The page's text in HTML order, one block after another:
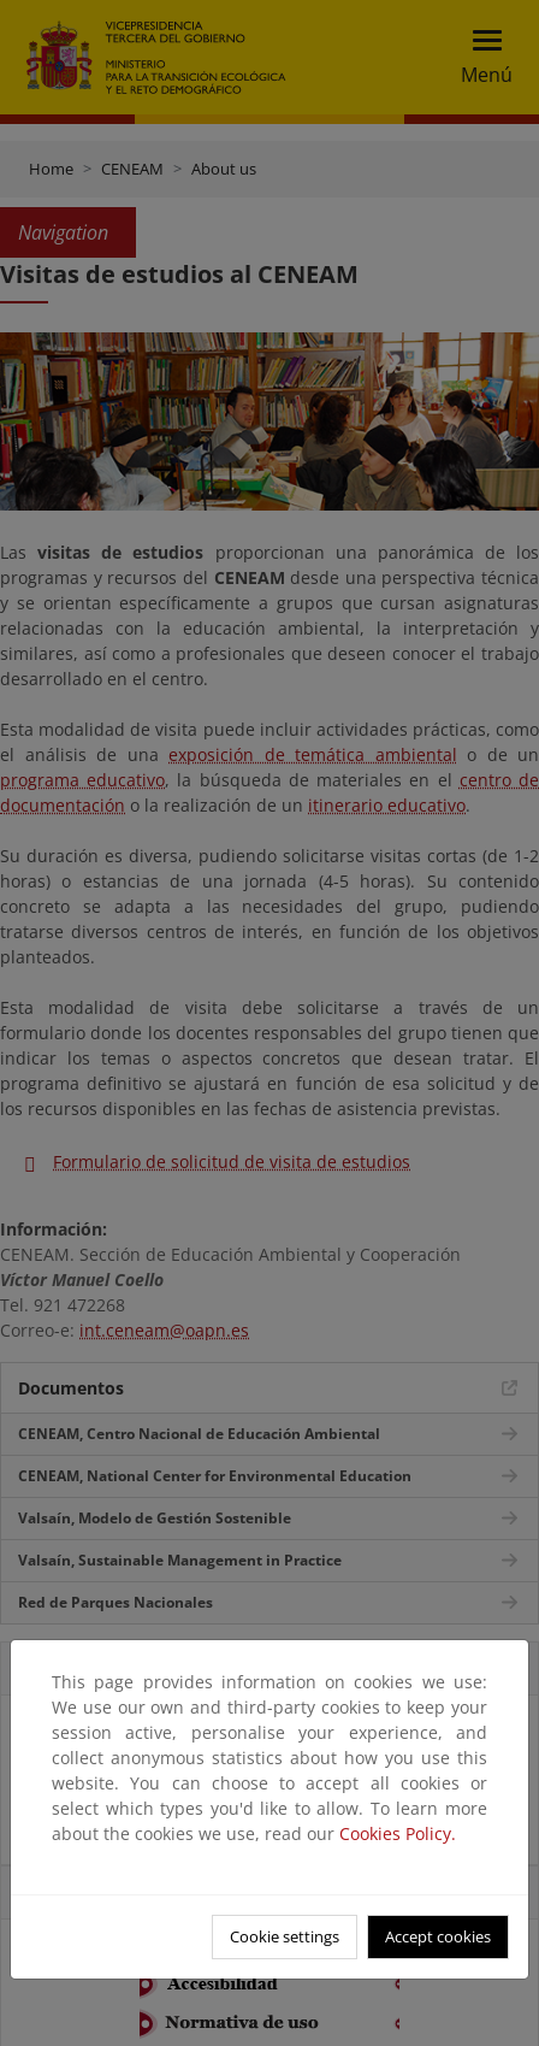
Menú
Home CENEAM About us
Navigation
Visitas de estudios al CENEAM
Lasvisitas de estudios proporcionan una panorámica de los
programas y recursos del CENEAM desde una perspectiva técnica
y se orientan específicamente a grupos que cursan asignaturas
relacionadas con la educación ambiental, la interpretación y
similares, así como a profesionales que deseen conocer el trabajo
desarrollado en el centro.
Esta modalidad de visita puede incluir actividades prácticas, como
el análisis de una exposición de temática ambiental o de un
programa educativo, la búsqueda de materiales en el centro de
documentación o la realización de un itinerario educativo.
Su duración es diversa, pudiendo solicitarse visitas cortas (de 1-2
horas) o estancias de una jornada (4-5 horas). Su contenido
concreto se adapta a las necesidades del grupo, pudiendo
tratarse diversos centros de interés, en función de los objetivos
planteados.
Esta modalidad de visita debe solicitarse a través de un
formulario donde los docentes responsables del grupo tienen que
indicar los temas o aspectos concretos que desean tratar. El
programa definitivo se ajustará en función de esa solicitud y de
los recursos disponibles en las fechas de asistencia previstas.
Formulario de solicitud de visita de estudios
Información:
CENEAM. Sección de Educación Ambiental y Cooperación
Víctor Manuel Coello
Tel. 921 472268
Correo-e: int.ceneam@oapn.es
Documentos
CENEAM, Centro Nacional de Educación Ambiental
CENEAM, National Center for Environmental Education
Valsaín, Modelo de Gestión Sostenible
Valsaín, Sustainable Management in Practice
Red de Parques Nacionales
This page provides information on cookies we use:
We use our own and third-party cookies to keep your
session active, personalise your experience, and
collect anonymous statistics about how you use this
website. You can choose to accept all cookies or
select which types you'd like to allow. To learn more
about the cookies we use, read our Cookies Policy.
Cookie settings Accept cookies